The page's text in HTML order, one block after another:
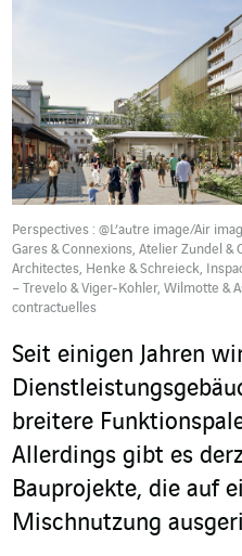
Perspectives : @L’autre image/Air
Gares & Connexions, Atelier Zundel
Architectes, Henke & Schreieck,
– Trevelo & Viger-Kohler, Wilmotte &
contractuelles
Seit einigen Jahren
breitere
Allerdings gibt es
Bauprojekte, die auf
Mischnutzung